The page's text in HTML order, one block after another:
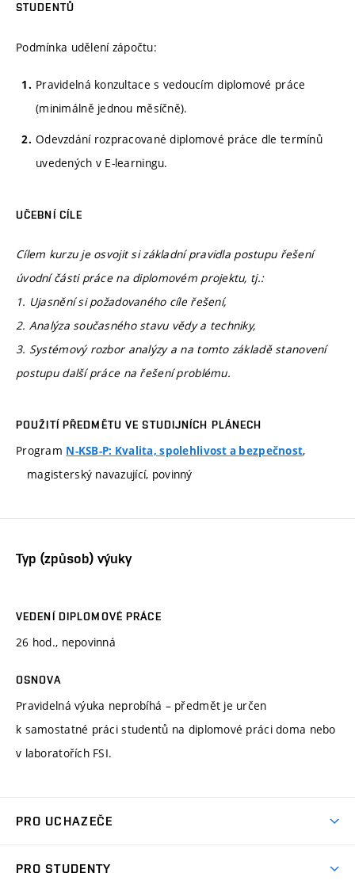
STUDENTŮ
Podmínka udělení zápočtu:
Pravidelná konzultace s vedoucím diplomové práce
(minimálně jednou měsíčně).
Odevzdání rozpracované diplomové práce dle termínů
uvedených v E-learningu.
UČEBNÍ CÍLE
Cílem kurzu je osvojit si základní pravidla postupu řešení
úvodní části práce na diplomovém projektu, tj.:
1. Ujasnění si požadovaného cíle řešení,
2. Analýza současného stavu vědy a techniky,
3. Systémový rozbor analýzy a na tomto základě stanovení
postupu další práce na řešení problému.
POUŽITÍ PŘEDMĚTU VE STUDIJNÍCH PLÁNECH
Program N-KSB-P: Kvalita, spolehlivost a bezpečnost,
magisterský navazující, povinný
Typ (způsob) výuky
VEDENÍ DIPLOMOVÉ PRÁCE
26 hod., nepovinná
OSNOVA
Pravidelná výuka neprobíhá – předmět je určen
k samostatné práci studentů na diplomové práci doma nebo
v laboratořích FSI.
PRO UCHAZEČE
PRO STUDENTY